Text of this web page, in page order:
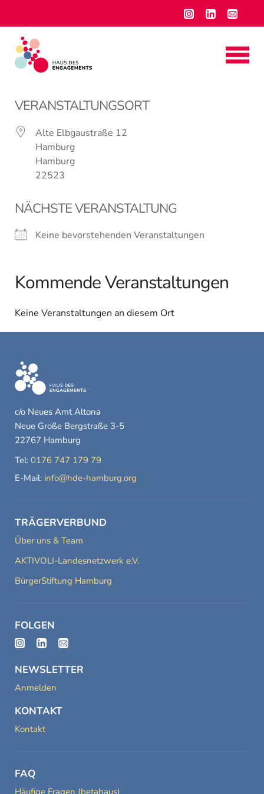
VERANSTALTUNGSORT
Alte Elbgaustraße 12
Hamburg
Hamburg
22523
NÄCHSTE VERANSTALTUNG
Keine bevorstehenden Veranstaltungen
Kommende Veranstaltungen
Keine Veranstaltungen an diesem Ort
c/o Neues Amt Altona
Neue Große Bergstraße 3-5
22767 Hamburg
Tel: 0176 747 179 79
E-Mail: info@hde-hamburg.org
TRÄGERVERBUND
Über uns & Team
AKTIVOLI-Landesnetzwerk e.V.
BürgerStiftung Hamburg
FOLGEN
NEWSLETTER
Anmelden
KONTAKT
Kontakt
FAQ
Häufige Fragen (betahaus)